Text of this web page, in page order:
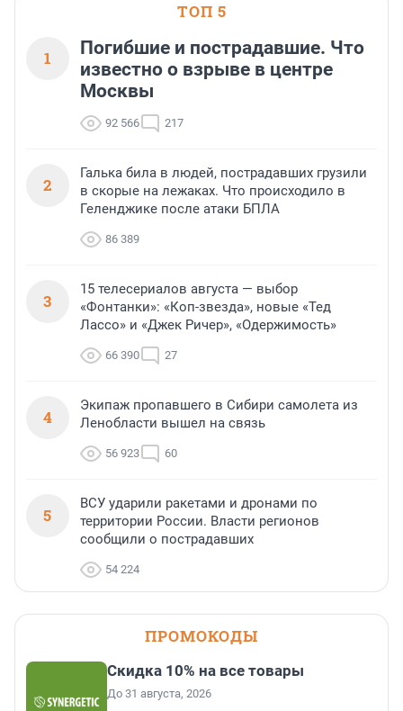
ТОП 5
1
Погибшие и пострадавшие. Что
известно о взрыве в центре
Москвы
92 566 217
2
Галька била в людей, пострадавших грузили
в скорые на лежаках. Что происходило в
Геленджике после атаки БПЛА
86 389
3
15 телесериалов августа — выбор
«Фонтанки»: «Коп-звезда», новые «Тед
Лассо» и «Джек Ричер», «Одержимость»
66 390 27
4
Экипаж пропавшего в Сибири самолета из
Ленобласти вышел на связь
56 923 60
5
ВСУ ударили ракетами и дронами по
территории России. Власти регионов
сообщили о пострадавших
54 224
ПРОМОКОДЫ
Скидка 10% на все товары
До 31 августа, 2026